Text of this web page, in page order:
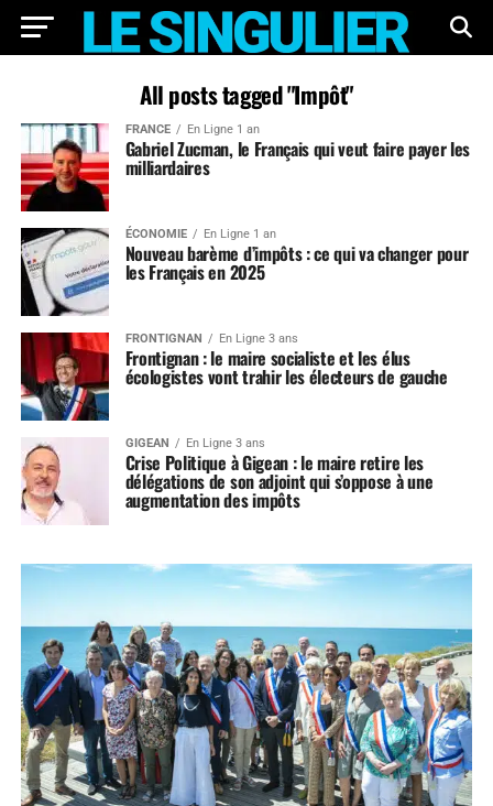
All posts tagged "Impôt"
FRANCE En Ligne 1 an
Gabriel Zucman, le Français qui veut faire payer les
milliardaires
ÉCONOMIE En Ligne 1 an
Nouveau barème d’impôts : ce qui va changer pour
les Français en 2025
FRONTIGNAN En Ligne 3 ans
Frontignan : le maire socialiste et les élus
écologistes vont trahir les électeurs de gauche
GIGEAN En Ligne 3 ans
Crise Politique à Gigean : le maire retire les
délégations de son adjoint qui s’oppose à une
augmentation des impôts